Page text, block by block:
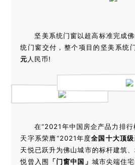
坚美系统门窗以超高标准完成
统门窗交付，整个项目的坚美系统
元人民币!
在“2021年中国房企产品力排
天字系荣膺“2021年度全国十大顶
天悦已跃升为佛山城市的标杆建筑
悦曾入围 「门窗中国」 城市尖端住